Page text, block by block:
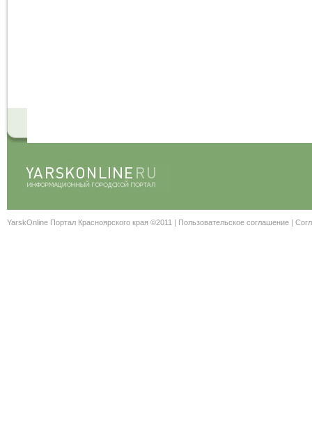
YarskOnline Портал Красноярского края ©2011 | Пользовательское соглашение |